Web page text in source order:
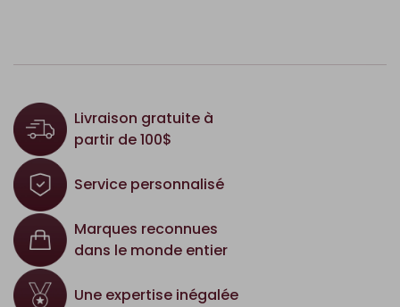
Livraison gratuite à
partir de 100$
Service personnalisé
Marques reconnues
dans le monde entier
Une expertise inégalée